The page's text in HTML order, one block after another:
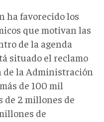
ha favorecido los
que motivan las
de la agenda
situado el reclamo
de la Administración
de 100 mil
de 2 millones de
de